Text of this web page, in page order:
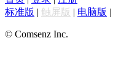
标准版 | 触屏版 | 电脑版 |
© Comsenz Inc.